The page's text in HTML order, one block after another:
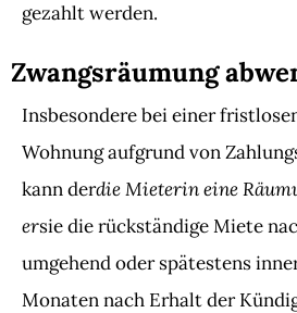
gezahlt werden.
Zwangsräumung
Insbesondere bei einer
Wohnung aufgrund von
kann derdie Mieterin eine
ersie die rückständige Miete
umgehend oder spätestens
Monaten nach Erhalt der